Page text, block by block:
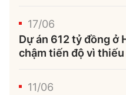
17/06
Dự án 612 tỷ đồng ở
chậm tiến độ vì
11/06